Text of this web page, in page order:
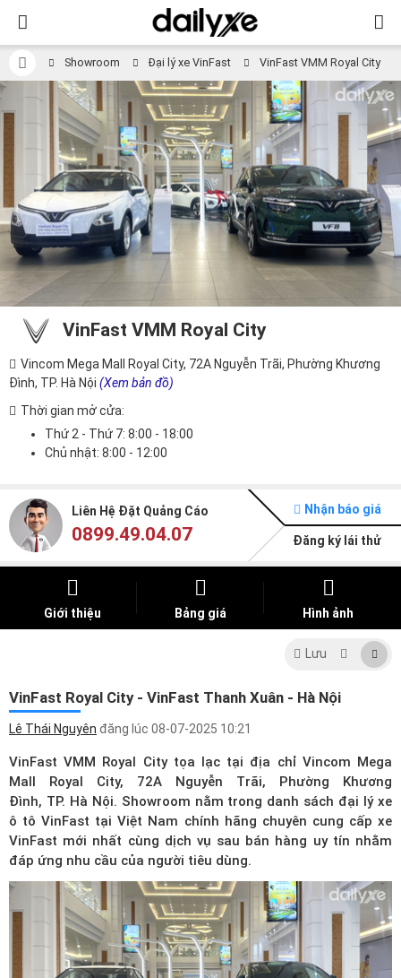
Showroom Đại lý xe VinFast VinFast VMM Royal City
VinFast VMM Royal City
Vincom Mega Mall Royal City, 72A Nguyễn Trãi, Phường Khương
Đình, TP. Hà Nội (Xem bản đồ)
Thời gian mở cửa:
Thứ 2 - Thứ 7: 8:00 - 18:00
Chủ nhật: 8:00 - 12:00
Liên Hệ Đặt Quảng Cáo
0899.49.04.07
Nhận báo giá
Đăng ký lái thử
Giới thiệu Bảng giá Hình ảnh
Lưu
VinFast Royal City - VinFast Thanh Xuân - Hà Nội
Lê Thái Nguyên đăng lúc 08-07-2025 10:21
VinFast VMM Royal City tọa lạc tại địa chỉ Vincom Mega
Mall Royal City, 72A Nguyễn Trãi, Phường Khương
Đình, TP. Hà Nội. Showroom nằm trong danh sách đại lý xe
ô tô VinFast tại Việt Nam chính hãng chuyên cung cấp xe
VinFast mới nhất cùng dịch vụ sau bán hàng uy tín nhằm
đáp ứng nhu cầu của người tiêu dùng.